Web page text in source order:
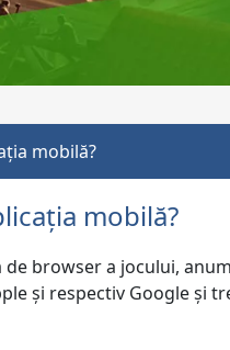
mobilă?
mobilă?
browser a jocului,
și respectiv Google și